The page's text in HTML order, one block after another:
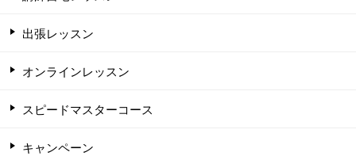
出張レッスン
オンラインレッスン
スピードマスターコース
キャンペーン